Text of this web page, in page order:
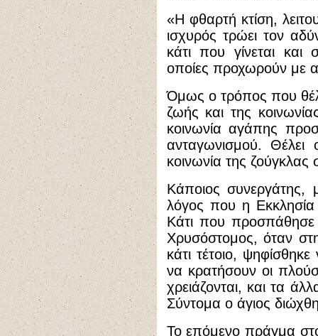
«Η φθαρτή κτίση,
ισχυρός τρώει τον
κάτι που γίνεται και
οποίες προχωρούν με
Όμως ο τρόπος που
ζωής και της
κοινωνία αγάπης
ανταγωνισμού.
κοινωνία της
Κάποιος συνεργάτης,
λόγος που η Εκκλησία
Κάτι που προσπάθησε
Χρυσόστομος, όταν
κάτι τέτοιο,
να κρατήσουν οι
χρειάζονται, και τα
Σύντομα ο άγιος
Το επόμενο πράγμα